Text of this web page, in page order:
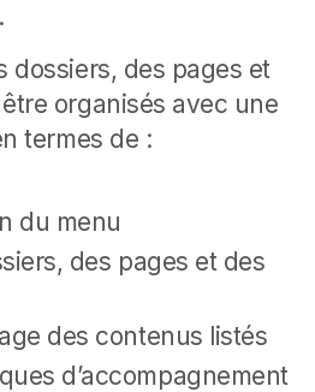
dossiers, des pages et
organisés avec une
termes de :
du menu
des pages et des
des contenus listés
d’accompagnement